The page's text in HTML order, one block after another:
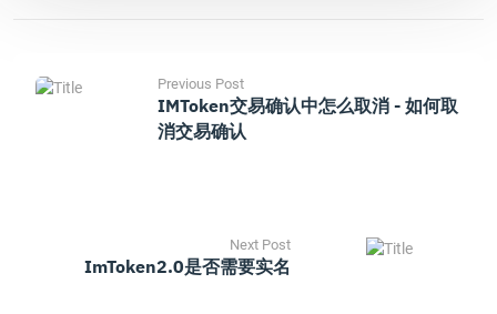
Previous Post
IMToken交易确认中怎么取消 - 如何取
消交易确认
Next Post
ImToken2.0是否需要实名